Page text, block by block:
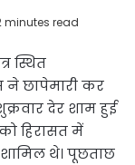
minutes read
स्थित
ने छापेमारी कर
देर शाम हुई
हिरासत में
थे। पूछताछ